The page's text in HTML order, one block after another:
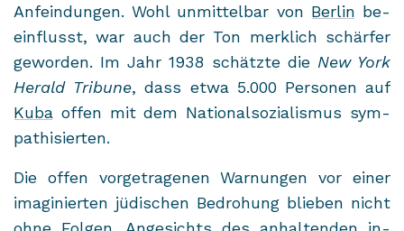
An­fein­dun­gen. Wohl un­mit­tel­bar von Ber­lin be­
ein­flusst, war auch der Ton merk­lich schär­fer
ge­wor­den. Im Jahr 1938 schätz­te die New York
He­rald Tri­bu­ne, dass etwa 5.000 Per­so­nen auf
Kuba offen mit dem Na­tio­nal­so­zia­lis­mus sym­
pa­thi­sier­ten.
Die offen vor­ge­tra­ge­nen War­nun­gen vor einer
ima­gi­nier­ten jü­di­schen Be­dro­hung blie­ben nicht